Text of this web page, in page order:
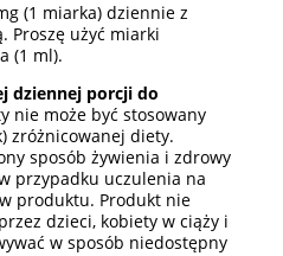
(1 miarka) dziennie z
Proszę użyć miarki
(1 ml).
dziennej porcji do
nie może być stosowany
zróżnicowanej diety.
sposób żywienia i zdrowy
przypadku uczulenia na
produktu. Produkt nie
dzieci, kobiety w ciąży i
w sposób niedostępny